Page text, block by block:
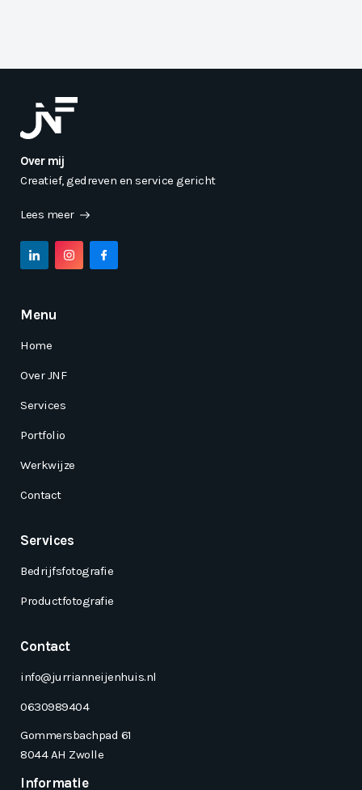
Over mij
Creatief, gedreven en service gericht
Lees meer
Menu
Home
Over JNF
Services
Portfolio
Werkwijze
Contact
Services
Bedrijfsfotografie
Productfotografie
Contact
info@jurrianneijenhuis.nl
0630989404
Gommersbachpad 61
8044 AH Zwolle
Informatie